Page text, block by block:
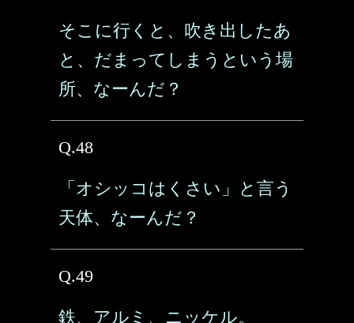
そこに行くと、吹き出したあ
と、だまってしまうという場
所、なーんだ？
Q.48
「オシッコはくさい」と言う
天体、なーんだ？
Q.49
鉄、アルミ、ニッケル。